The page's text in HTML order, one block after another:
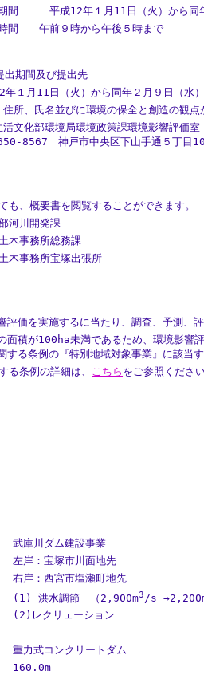
間
平成12年１月11日（火）から同
間 午前９時から午後５時まで
出期間及び提出先
月11日（火）から同年２月９日（水
氏名並びに環境の保全と創造の観点
化部環境局環境政策課環境影響評価室
市中央区下山手通５丁目10
も、概要書を閲覧することができます。
河川開発課
木事務所総務課
木事務所宝塚出張所
価を実施するに当たり、調査、予測、
積が100ha未満であるため、環境影響
する条例の『特別地域対象事業』に該当
条例の詳細は、 こちら をご参照くださ
武庫川ダム建設事業
左岸：宝塚市川面地先
右岸：西宮市塩瀬町地先
(1) 洪水調節 （2,900m3 /s
(2)レクリェーション
重力式コンクリートダム
160.0m